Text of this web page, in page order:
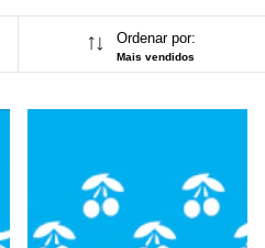
Ordenar por:
Mais vendidos